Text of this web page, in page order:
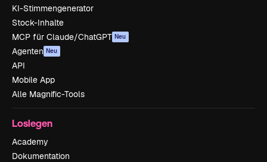
KI-Stimmengenerator
Stock-Inhalte
MCP für Claude/ChatGPT Neu
Agenten Neu
API
Mobile App
Alle Magnific-Tools
Loslegen
Academy
Dokumentation